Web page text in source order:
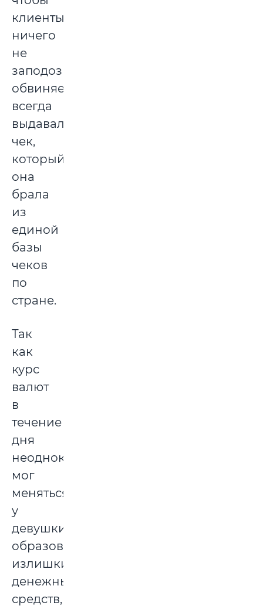
клиенты
ничего
не
заподозрили
обвиняемая
всегда
выдавала
чек,
который
она
брала
из
единой
базы
чеков
по
стране.
Так
как
курс
валют
в
течение
дня
неоднократно
мог
меняться,
у
девушки
образовывались
излишки
денежных
средств,